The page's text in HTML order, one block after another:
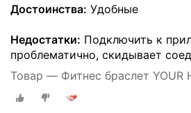
Достоинства: Удобные
Недостатки: Подключить к
проблематично, скидывает
Товар — Фитнес браслет YOUR